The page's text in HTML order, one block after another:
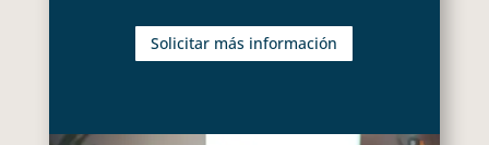
Solicitar más información